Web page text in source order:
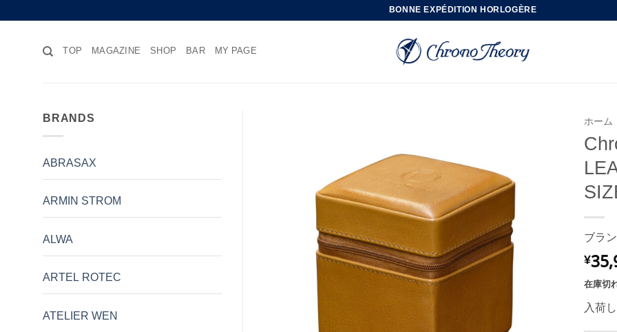
to
BONNE EXPÉDITION HORLOGÈRE
TOP MAGAZINE SHOP BAR MY PAGE
BRANDS
ABRASAX
ARMIN STROM
ALWA
ARTEL ROTEC
ATELIER WEN
ホーム
ブラ
¥
在庫切
入荷